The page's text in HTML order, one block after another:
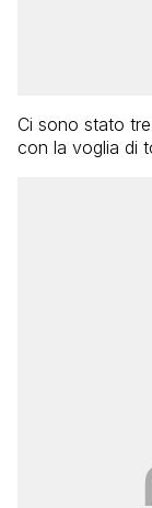
Ci sono stato
con la voglia di